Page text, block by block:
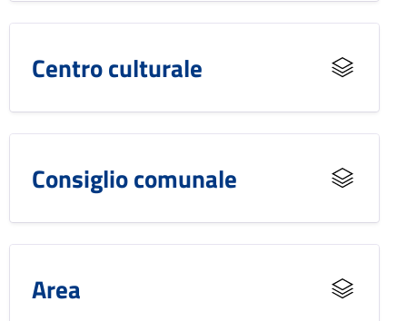
Centro culturale
Consiglio comunale
Area